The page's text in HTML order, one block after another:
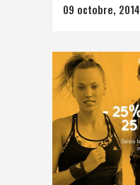
09 octobre, 2014